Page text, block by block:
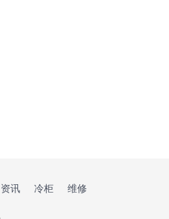
资讯 冷柜 维修